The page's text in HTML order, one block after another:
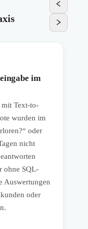
im
Text-to-
wurden im
oder
nicht
ohne SQL-
Auswertungen
oder